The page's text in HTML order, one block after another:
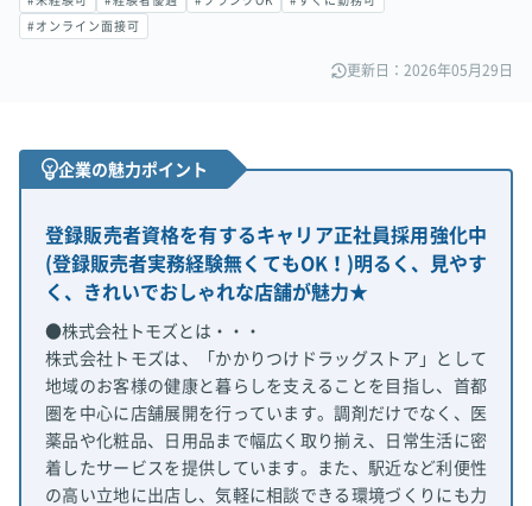
#オンライン面接可
更新日：2026年05月29日
企業の魅力ポイント
登録販売者資格を有するキャリア正社員採用強化中
(登録販売者実務経験無くてもOK！)明るく、見やす
く、きれいでおしゃれな店舗が魅力★
●株式会社トモズとは・・・
株式会社トモズは、「かかりつけドラッグストア」として
地域のお客様の健康と暮らしを支えることを目指し、首都
圏を中心に店舗展開を行っています。調剤だけでなく、医
薬品や化粧品、日用品まで幅広く取り揃え、日常生活に密
着したサービスを提供しています。また、駅近など利便性
の高い立地に出店し、気軽に相談できる環境づくりにも力